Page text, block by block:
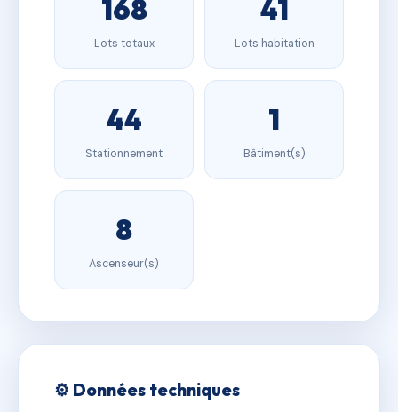
168
Lots totaux
41
Lots habitation
44
Stationnement
1
Bâtiment(s)
8
Ascenseur(s)
⚙️ Données techniques